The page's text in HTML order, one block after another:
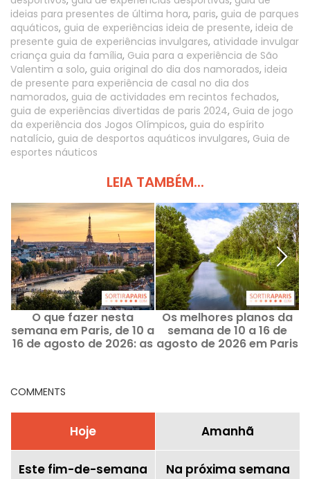
ideias para presentes de última hora, paris, guia de parques
aquáticos, guia de experiências ideia de presente, ideia de
presente guia de experiências invulgares, atividade invulgar
criança guia da família, Guia para a experiência de São
Valentim a solo, guia original do dia dos namorados, ideia
de presente para experiência de casal no dia dos
namorados, guia de actividades em recintos fechados,
guia de experiências divertidas de paris 2024, Guia de jogo
da experiência dos Jogos Olímpicos, guia do espírito
natalício, guia de desportos aquáticos invulgares, Guia de
esportes náuticos
LEIA TAMBÉM...
O que fazer nesta
semana em Paris, de 10 a
16 de agosto de 2026: as
Os melhores planos da
semana de 10 a 16 de
agosto de 2026 em Paris
COMMENTS
Hoje Amanhã
Este fim-de-semana Na próxima semana